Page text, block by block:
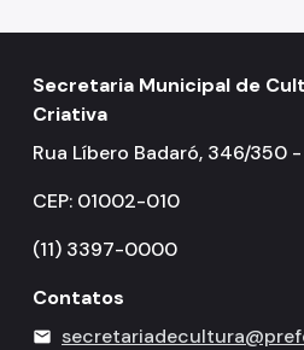
Secretaria Municipal de
Criativa
Rua Líbero Badaró, 346/350
CEP: 01002-010
(11) 3397-0000
Contatos
mail